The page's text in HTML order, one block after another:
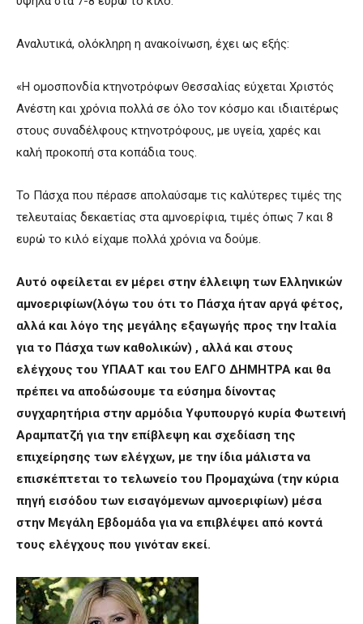
Αναλυτικά, ολόκληρη η ανακοίνωση, έχει ως εξής:
«Η ομοσπονδία κτηνοτρόφων Θεσσαλίας εύχεται Χριστός
Ανέστη και χρόνια πολλά σε όλο τον κόσμο και ιδιαιτέρως
στους συναδέλφους κτηνοτρόφους, με υγεία, χαρές και
καλή προκοπή στα κοπάδια τους.
Το Πάσχα που πέρασε απολαύσαμε τις καλύτερες τιμές της
τελευταίας δεκαετίας στα αμνοερίφια, τιμές όπως 7 και 8
ευρώ το κιλό είχαμε πολλά χρόνια να δούμε.
Αυτό οφείλεται εν μέρει στην έλλειψη των Ελληνικών
αμνοεριφίων(λόγω του ότι το Πάσχα ήταν αργά φέτος,
αλλά και λόγο της μεγάλης εξαγωγής προς την Ιταλία
για το Πάσχα των καθολικών) , αλλά και στους
ελέγχους του ΥΠΑΑΤ και του ΕΛΓΟ ΔΗΜΗΤΡΑ και θα
πρέπει να αποδώσουμε τα εύσημα δίνοντας
συγχαρητήρια στην αρμόδια Υφυπουργό κυρία Φωτεινή
Αραμπατζή για την επίβλεψη και σχεδίαση της
επιχείρησης των ελέγχων, με την ίδια μάλιστα να
επισκέπτεται το τελωνείο του Προμαχώνα (την κύρια
πηγή εισόδου των εισαγόμενων αμνοεριφίων) μέσα
στην Μεγάλη Εβδομάδα για να επιβλέψει από κοντά
τους ελέγχους που γινόταν εκεί.